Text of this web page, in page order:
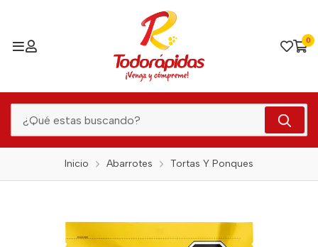
0
Inicio Abarrotes Tortas Y Ponques